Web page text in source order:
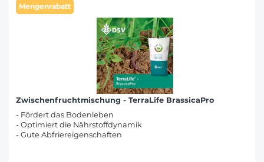
Mengenrabatt
Zwischenfruchtmischung - TerraLife BrassicaPro
- Fördert das Bodenleben
- Optimiert die Nährstoffdynamik
- Gute Abfriereigenschaften